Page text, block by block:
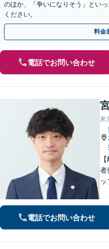
のほか、「争いになりそう」とい
ください。
料金
電話でお問い合わせ
東
者
ッ
電話でお問い合わせ